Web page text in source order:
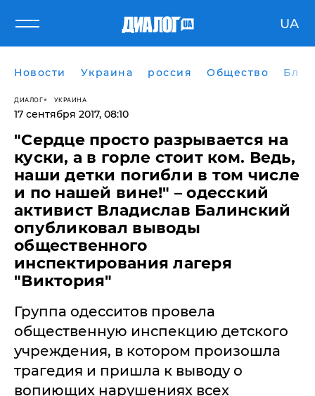
UA
Новости Украина россия Общество
ДИАЛОГ УКРАИНА
17 сентября 2017, 08:10
"Сердце просто разрывается на
куски, а в горле стоит ком. Ведь,
наши детки погибли в том числе
и по нашей вине!" – одесский
активист Владислав Балинский
опубликовал выводы
общественного
инспектирования лагеря
"Виктория"
Группа одесситов провела
общественную инспекцию детского
учреждения, в котором произошла
трагедия и пришла к выводу о
вопиющих нарушениях всех